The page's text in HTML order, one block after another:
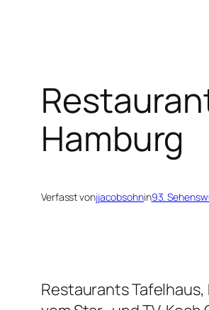
Hamburg
Verfasst vonjjacobsohnin93.
Restaurants Tafelhaus,